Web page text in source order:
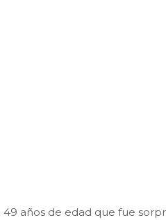
años de edad que fue